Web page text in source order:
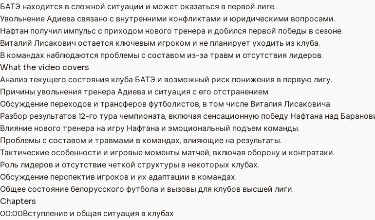
БАТЭ находится в сложной ситуации и может оказаться в первой лиге.
Увольнение Адиева связано с внутренними конфликтами и юридическими вопросами.
Нафтан получил импульс с приходом нового тренера и добился первой победы в сезоне.
Виталий Лисакович остается ключевым игроком и не планирует уходить из клуба.
В командах наблюдаются проблемы с составом из-за травм и отсутствия лидеров.
What the video covers
Анализ текущего состояния клуба БАТЭ и возможный риск понижения в первую лигу.
Причины увольнения тренера Адиева и ситуация с его отстранением.
Обсуждение переходов и трансферов футболистов, в том числе Виталия Лисаковича.
Разбор результатов 12-го тура чемпионата, включая сенсационную победу Нафтана над
Влияние нового тренера на игру Нафтана и эмоциональный подъем команды.
Проблемы с составом и травмами в командах, влияющие на результаты.
Тактические особенности и игровые моменты матчей, включая оборону и контратаки.
Роль лидеров и отсутствие четкой структуры в некоторых клубах.
Обсуждение перспектив игроков и их адаптации в командах.
Общее состояние белорусского футбола и вызовы для клубов высшей лиги.
Chapters
00:00Вступление и общая ситуация в клубах